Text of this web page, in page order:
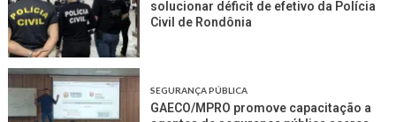
solucionar déficit de efetivo da Polícia
Civil de Rondônia
SEGURANÇA PÚBLICA
GAECO/MPRO promove capacitação a